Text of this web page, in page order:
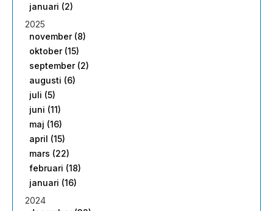
januari (2)
2025
november (8)
oktober (15)
september (2)
augusti (6)
juli (5)
juni (11)
maj (16)
april (15)
mars (22)
februari (18)
januari (16)
2024